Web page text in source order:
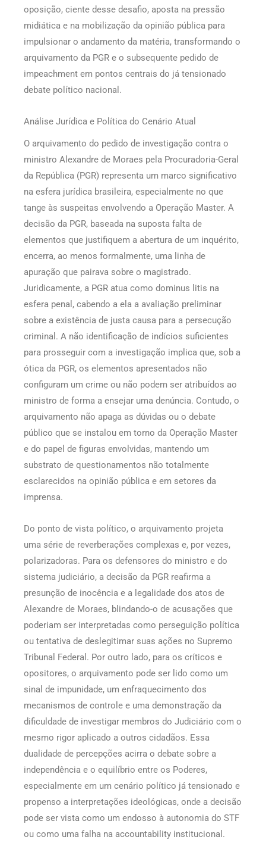
oposição, ciente desse desafio, aposta na pressão
midiática e na mobilização da opinião pública para
impulsionar o andamento da matéria, transformando o
arquivamento da PGR e o subsequente pedido de
impeachment em pontos centrais do já tensionado
debate político nacional.
Análise Jurídica e Política do Cenário Atual
O arquivamento do pedido de investigação contra o
ministro Alexandre de Moraes pela Procuradoria-Geral
da República (PGR) representa um marco significativo
na esfera jurídica brasileira, especialmente no que
tange às suspeitas envolvendo a Operação Master. A
decisão da PGR, baseada na suposta falta de
elementos que justifiquem a abertura de um inquérito,
encerra, ao menos formalmente, uma linha de
apuração que pairava sobre o magistrado.
Juridicamente, a PGR atua como dominus litis na
esfera penal, cabendo a ela a avaliação preliminar
sobre a existência de justa causa para a persecução
criminal. A não identificação de indícios suficientes
para prosseguir com a investigação implica que, sob a
ótica da PGR, os elementos apresentados não
configuram um crime ou não podem ser atribuídos ao
ministro de forma a ensejar uma denúncia. Contudo, o
arquivamento não apaga as dúvidas ou o debate
público que se instalou em torno da Operação Master
e do papel de figuras envolvidas, mantendo um
substrato de questionamentos não totalmente
esclarecidos na opinião pública e em setores da
imprensa.
Do ponto de vista político, o arquivamento projeta
uma série de reverberações complexas e, por vezes,
polarizadoras. Para os defensores do ministro e do
sistema judiciário, a decisão da PGR reafirma a
presunção de inocência e a legalidade dos atos de
Alexandre de Moraes, blindando-o de acusações que
poderiam ser interpretadas como perseguição política
ou tentativa de deslegitimar suas ações no Supremo
Tribunal Federal. Por outro lado, para os críticos e
opositores, o arquivamento pode ser lido como um
sinal de impunidade, um enfraquecimento dos
mecanismos de controle e uma demonstração da
dificuldade de investigar membros do Judiciário com o
mesmo rigor aplicado a outros cidadãos. Essa
dualidade de percepções acirra o debate sobre a
independência e o equilíbrio entre os Poderes,
especialmente em um cenário político já tensionado e
propenso a interpretações ideológicas, onde a decisão
pode ser vista como um endosso à autonomia do STF
ou como uma falha na accountability institucional.